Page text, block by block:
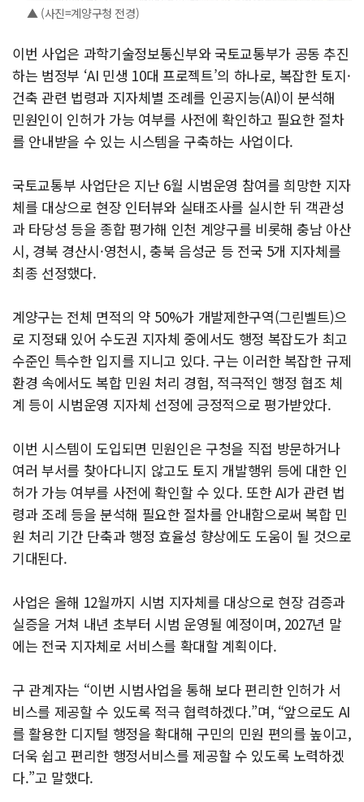
▲ (사진=계양구청 전경)
이번 사업은 과학기술정보통신부와 국토교통부가 공동 추진
하는 범정부 ‘AI 민생 10대 프로젝트’의 하나로, 복잡한 토지·
건축 관련 법령과 지자체별 조례를 인공지능(AI)이 분석해
민원인이 인허가 가능 여부를 사전에 확인하고 필요한 절차
를 안내받을 수 있는 시스템을 구축하는 사업이다.
국토교통부 사업단은 지난 6월 시범운영 참여를 희망한 지자
체를 대상으로 현장 인터뷰와 실태조사를 실시한 뒤 객관성
과 타당성 등을 종합 평가해 인천 계양구를 비롯해 충남 아산
시, 경북 경산시·영천시, 충북 음성군 등 전국 5개 지자체를
최종 선정했다.
계양구는 전체 면적의 약 50%가 개발제한구역(그린벨트)으
로 지정돼 있어 수도권 지자체 중에서도 행정 복잡도가 최고
수준인 특수한 입지를 지니고 있다. 구는 이러한 복잡한 규제
환경 속에서도 복합 민원 처리 경험, 적극적인 행정 협조 체
계 등이 시범운영 지자체 선정에 긍정적으로 평가받았다.
이번 시스템이 도입되면 민원인은 구청을 직접 방문하거나
여러 부서를 찾아다니지 않고도 토지 개발행위 등에 대한 인
허가 가능 여부를 사전에 확인할 수 있다. 또한 AI가 관련 법
령과 조례 등을 분석해 필요한 절차를 안내함으로써 복합 민
원 처리 기간 단축과 행정 효율성 향상에도 도움이 될 것으로
기대된다.
사업은 올해 12월까지 시범 지자체를 대상으로 현장 검증과
실증을 거쳐 내년 초부터 시범 운영될 예정이며, 2027년 말
에는 전국 지자체로 서비스를 확대할 계획이다.
구 관계자는 “이번 시범사업을 통해 보다 편리한 인허가 서
비스를 제공할 수 있도록 적극 협력하겠다.”며, “앞으로도 AI
를 활용한 디지털 행정을 확대해 구민의 민원 편의를 높이고,
더욱 쉽고 편리한 행정서비스를 제공할 수 있도록 노력하겠
다.”고 말했다.